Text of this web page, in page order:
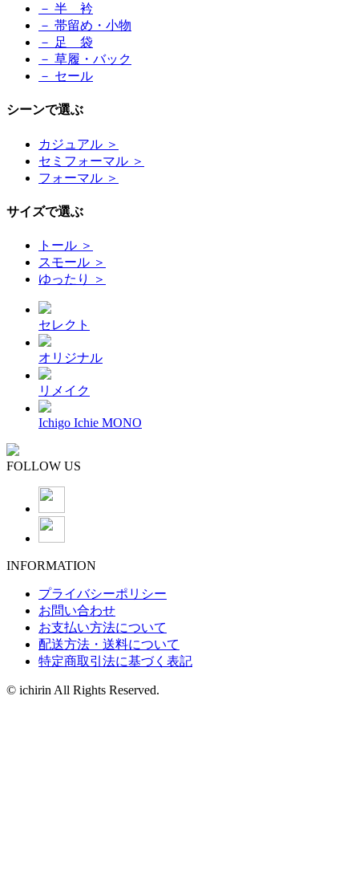
－ 半 衿
－ 帯留め・小物
－ 足 袋
－ 草履・バック
－ セール
シーンで選ぶ
カジュアル ＞
セミフォーマル ＞
フォーマル ＞
サイズで選ぶ
トール ＞
スモール ＞
ゆったり ＞
セレクト
オリジナル
リメイク
Ichigo Ichie MONO
FOLLOW US
INFORMATION
プライバシーポリシー
お問い合わせ
お支払い方法について
配送方法・送料について
特定商取引法に基づく表記
© ichirin All Rights Reserved.